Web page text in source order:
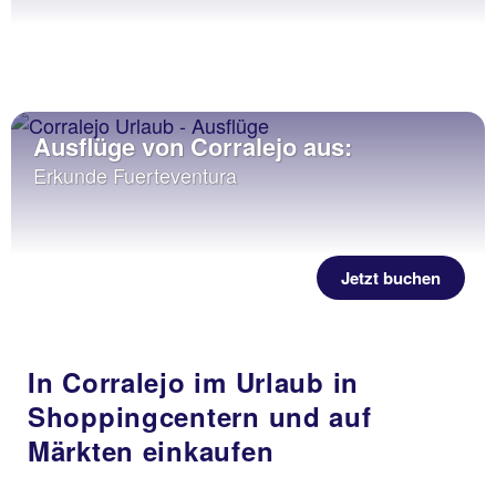
Ausflüge von Corralejo aus:
Erkunde Fuerteventura
Jetzt buchen
In Corralejo im Urlaub in
Shoppingcentern und auf
Märkten einkaufen